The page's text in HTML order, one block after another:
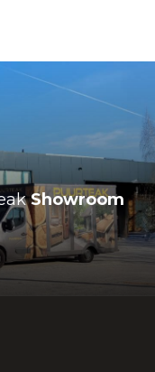
Showroom